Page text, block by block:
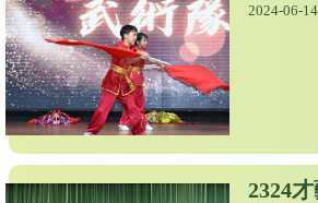
2024-06-14
2324